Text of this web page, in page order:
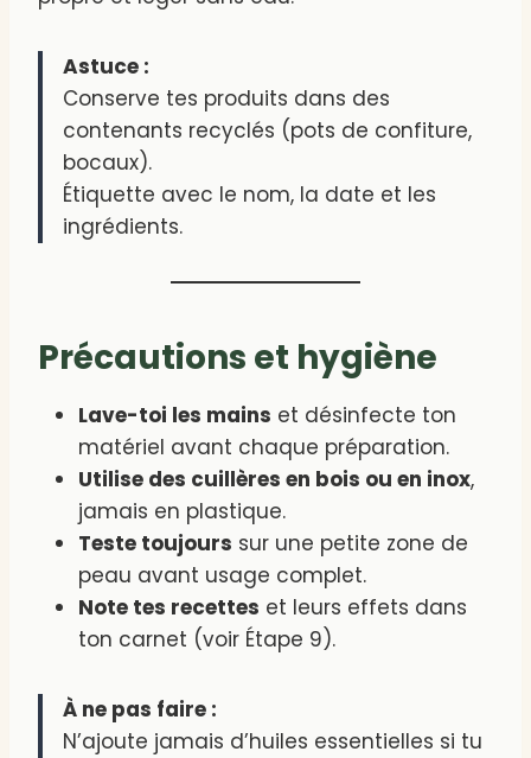
Astuce :
Conserve tes produits dans des
contenants recyclés (pots de confiture,
bocaux).
Étiquette avec le nom, la date et les
ingrédients.
Précautions et hygiène
Lave-toi les mains et désinfecte ton
matériel avant chaque préparation.
Utilise des cuillères en bois ou en inox,
jamais en plastique.
Teste toujours sur une petite zone de
peau avant usage complet.
Note tes recettes et leurs effets dans
ton carnet (voir Étape 9).
À ne pas faire :
N’ajoute jamais d’huiles essentielles si tu